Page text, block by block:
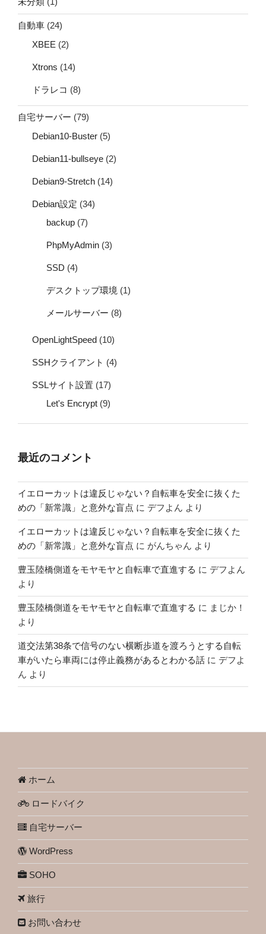
自動車 (24)
XBEE (2)
Xtrons (14)
ドラレコ (8)
自宅サーバー (79)
Debian10-Buster (5)
Debian11-bullseye (2)
Debian9-Stretch (14)
Debian設定 (34)
backup (7)
PhpMyAdmin (3)
SSD (4)
デスクトップ環境 (1)
メールサーバー (8)
OpenLightSpeed (10)
SSHクライアント (4)
SSLサイト設置 (17)
Let's Encrypt (9)
最近のコメント
イエローカットは違反じゃない？自転車を安全に抜くた
めの「新常識」と意外な盲点 に デフよん より
イエローカットは違反じゃない？自転車を安全に抜くた
めの「新常識」と意外な盲点 に がんちゃん より
豊玉陸橋側道をモヤモヤと自転車で直進する に デフよん
より
豊玉陸橋側道をモヤモヤと自転車で直進する に まじか！
より
道交法第38条で信号のない横断歩道を渡ろうとする自転
車がいたら車両には停止義務があるとわかる話 に デフよ
ん より
ホーム
ロードバイク
自宅サーバー
WordPress
SOHO
旅行
お問い合わせ